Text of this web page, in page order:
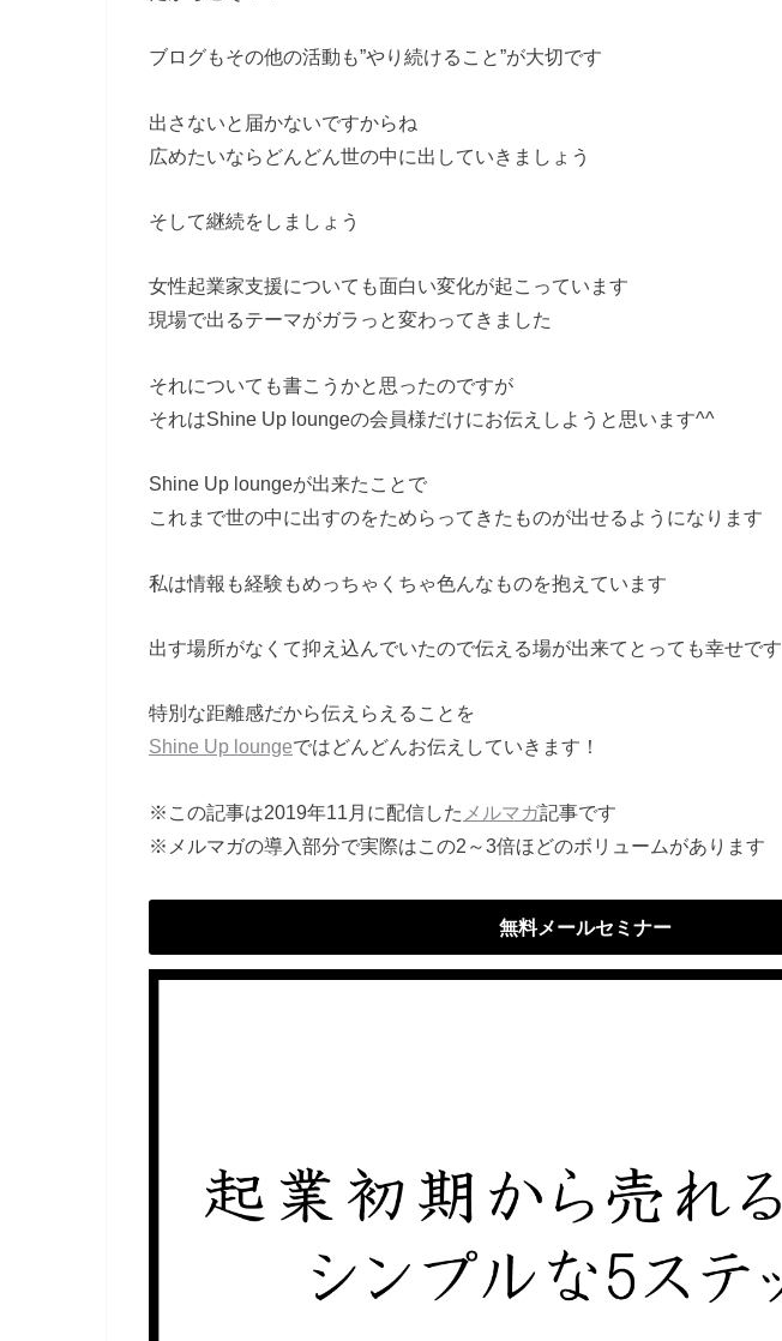
ブログもその他の活動も”やり続けること”が大切です
出さないと届かないですからね
広めたいならどんどん世の中に出していきましょう
そして継続をしましょう
女性起業家支援についても面白い変化が起こっています
現場で出るテーマがガラっと変わってきました
それについても書こうかと思ったのですが
それはShine Up loungeの会員様だけにお伝えしようと思います^^
Shine Up loungeが出来たことで
これまで世の中に出すのをためらってきたものが出せるようになり ます
私は情報も経験もめっちゃくちゃ色んなものを抱えています
出す場所がなくて抑え込んでいたので伝える場が出来てとっても幸せです
特別な距離感だから伝えらえることを
Shine Up loungeではどんどんお伝えしていきます！
※この記事は2019年11月に配信した メルマガ記事です
※メルマガの導入部分で実際はこの2～3倍ほどのボリュームがあります
無料メールセミナー